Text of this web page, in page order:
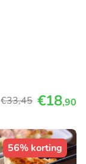
€33,45 €18,90
56% korting